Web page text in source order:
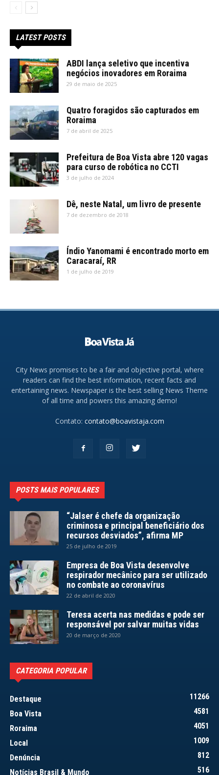
LATEST POSTS
ABDI lança seletivo que incentiva
negócios inovadores em Roraima
29 de maio de 2025
Quatro foragidos são capturados em
Roraima
7 de abril de 2025
Prefeitura de Boa Vista abre 120 vagas
para curso de robótica no CCTI
3 de julho de 2024
Dê, neste Natal, um livro de presente
7 de dezembro de 2018
Índio Yanomami é encontrado morto em
Caracaraí, RR
1 de julho de 2019
City News promises to be a fair and objective portal, where
readers can find the best information, recent facts and
entertaining news. Newspaper is the best selling News Theme
of all time and powers this amazing demo!
Contato: contato@boavistaja.com
POSTS MAIS POPULARES
“Jalser é chefe da organização
criminosa e principal beneficiário dos
recursos desviados”, afirma MP
25 de julho de 2019
Empresa de Boa Vista desenvolve
respirador mecânico para ser utilizado
no combate ao coronavírus
22 de abril de 2020
Teresa acerta nas medidas e pode ser
responsável por salvar muitas vidas
20 de março de 2020
CATEGORIA POPULAR
Destaque
11266
Boa Vista
4581
Roraima
4051
Local
1009
Denúncia
812
Notícias Brasil & Mundo
516